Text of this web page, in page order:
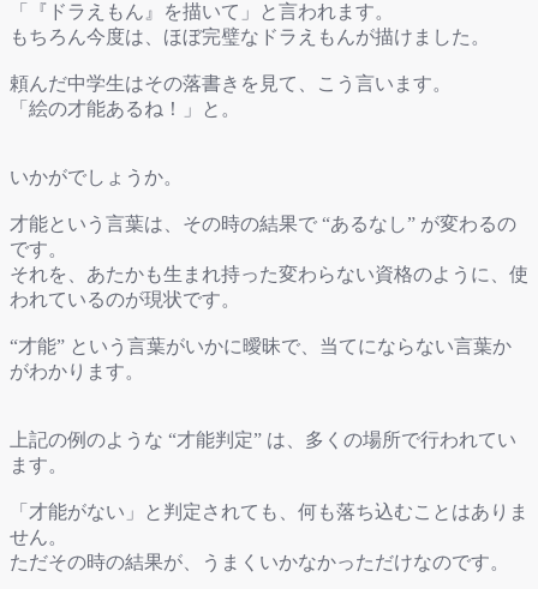
「『ドラえもん』を描いて」と言われます。
もちろん今度は、ほぼ完璧なドラえもんが描けました。
頼んだ中学生はその落書きを見て、こう言います。
「絵の才能あるね！」と。
いかがでしょうか。
才能という言葉は、その時の結果で “あるなし” が変わるの
です。
それを、あたかも生まれ持った変わらない資格のように、使
われているのが現状です。
“才能” という言葉がいかに曖昧で、当てにならない言葉か
がわかります。
上記の例のような “才能判定” は、多くの場所で行われてい
ます。
「才能がない」と判定されても、何も落ち込むことはありま
せん。
ただその時の結果が、うまくいかなかっただけなのです。